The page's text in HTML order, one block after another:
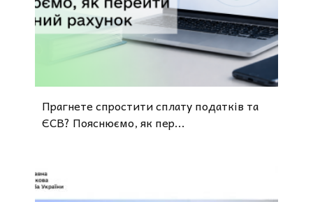
Прагнете спростити сплату податків та
ЄСВ? Пояснюємо, як пер...